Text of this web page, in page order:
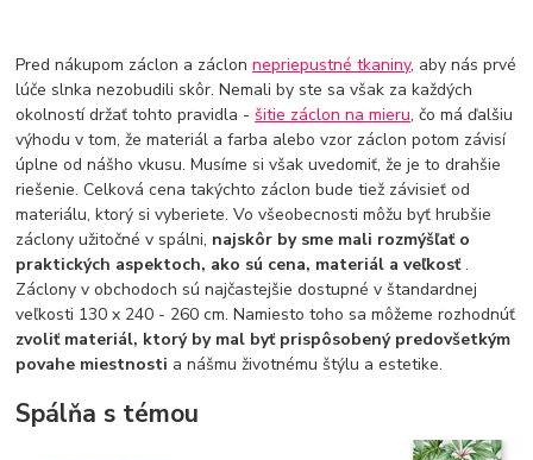
čalúnená textília
Poťahové látky
Poťahové látky na nábytok
Provence
Usporiadanie obývacej izby Nábytok Boxy a obedáre
Pred nákupom záclon a záclonnepriepustné tkaniny, aby nás prvé
lúče slnka nezobudili skôr. Nemali by ste sa však za každých
okolností držať tohto pravidla -šitie záclon na mieru, čo má ďalšiu
výhodu v tom, že materiál a farba alebo vzor záclon potom závisí
úplne od nášho vkusu. Musíme si však uvedomiť, že je to drahšie
riešenie. Celková cena takýchto záclon bude tiež závisieť od
materiálu, ktorý si vyberiete. Vo všeobecnosti môžu byť hrubšie
záclony užitočné v spálni, najskôr by sme mali rozmýšľať o
praktických aspektoch, ako sú cena, materiál a veľkosť.
Záclony v obchodoch sú najčastejšie dostupné v štandardnej
veľkosti 130 x 240 - 260 cm. Namiesto toho sa môžeme rozhodnúť
zvoliť materiál, ktorý by mal byť prispôsobený predovšetkým
povahe miestnosti a nášmu životnému štýlu a estetike.
Spálňa s témou